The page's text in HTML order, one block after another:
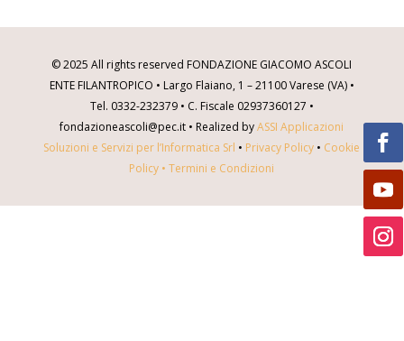
© 2025 All rights reserved FONDAZIONE GIACOMO ASCOLI
ENTE FILANTROPICO • Largo Flaiano, 1 – 21100 Varese (VA) •
Tel. 0332-232379 • C. Fiscale 02937360127 •
fondazioneascoli@pec.it • Realized byASSI Applicazioni
Soluzioni e Servizi per l’Informatica Srl • Privacy Policy • Cookie
Policy •Termini e Condizioni